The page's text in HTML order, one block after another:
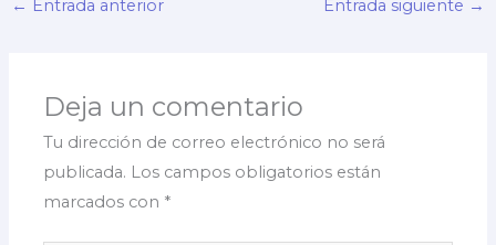
← Entrada anterior Entrada siguiente →
Deja un comentario
Tu dirección de correo electrónico no será
publicada. Los campos obligatorios están
marcados con *